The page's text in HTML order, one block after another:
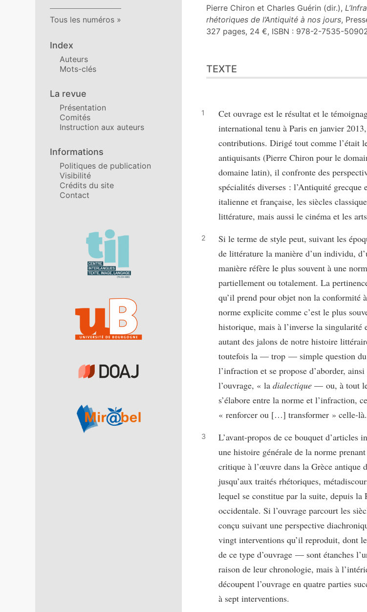
Tous les numéros
Index
Auteurs
Mots-clés
La revue
Présentation
Comités
Instruction aux auteurs
Informations
Politiques de publication
Visibilité
Crédits du site
Contact
Affiliations/partenaires
Pierre Chiron et Charles Guérin (dir.),
rhétoriques de l’Antiquité à nos jours,
327 pages, 24 €, ISBN : 978-2-7535-
Citer cet article
Auteur
TEXTE
Cet ouvrage est le résultat et le
international tenu à Paris en janvier
contributions. Dirigé tout comme l’était
antiquisants (Pierre Chiron pour le
domaine latin), il confronte des
spécialités diverses : l’Antiquité grecque
italienne et française, les siècles
littérature, mais aussi le cinéma et les
Si le terme de style peut, suivant les
de littérature la manière d’un individu,
manière réfère le plus souvent à une
partiellement ou totalement. La
qu’il prend pour objet non la conformité
norme explicite comme c’est le plus
historique, mais à l’inverse la
autant des jalons de notre histoire
toutefois la — trop — simple question du
l’infraction et se propose d’aborder,
l’ouvrage, « la dialectique — ou, à tout
s’élabore entre la norme et l’infraction,
« renforcer ou […] transformer » celle-là.
L’avant-propos de ce bouquet d’articles
une histoire générale de la norme
critique à l’œuvre dans la Grèce antique
jusqu’aux traités rhétoriques,
lequel se constitue par la suite, depuis la
occidentale. Si l’ouvrage parcourt les
conçu suivant une perspective
vingt interventions qu’il reproduit, dont
de ce type d’ouvrage — sont étanches
raison de leur chronologie, mais à
découpent l’ouvrage en quatre parties
à sept interventions.